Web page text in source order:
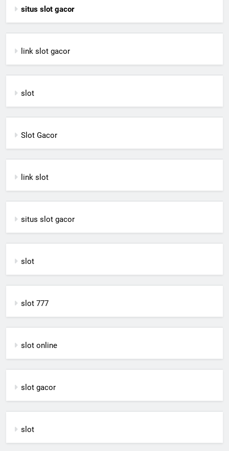
situs slot gacor
link slot gacor
slot
Slot Gacor
link slot
situs slot gacor
slot
slot 777
slot online
slot gacor
slot